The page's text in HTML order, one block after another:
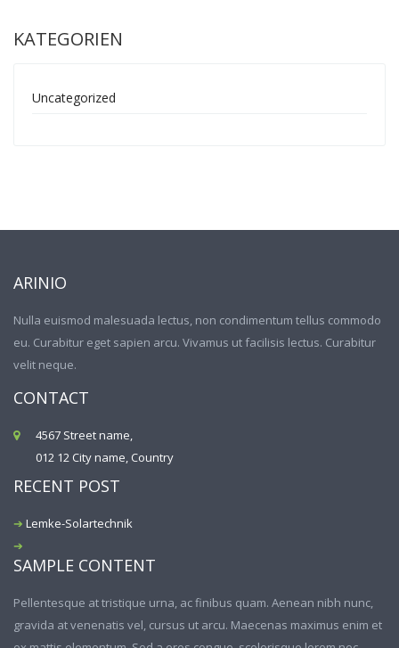
KATEGORIEN
Uncategorized
ARINIO
Nulla euismod malesuada lectus, non condimentum tellus commodo
eu. Curabitur eget sapien arcu. Vivamus ut facilisis lectus. Curabitur
velit neque.
CONTACT
4567 Street name,
012 12 City name, Country
RECENT POST
Lemke-Solartechnik
SAMPLE CONTENT
Pellentesque at tristique urna, ac finibus quam. Aenean nibh nunc,
gravida at venenatis vel, cursus ut arcu. Maecenas maximus enim et